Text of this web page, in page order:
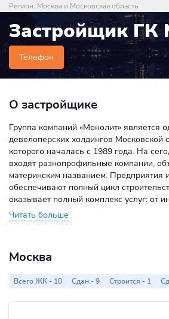
Регион: Москва и Московская область
Застройщик ГК
Телефон
О застройщике
Группа компаний «Монолит» является
девелоперских холдингов Московской
которого началась с 1989 года. На
входят разнопрофильные компании,
материнским названием. Предприятия
обеспечивают полный цикл
оказывает полный комплекс услуг: от
разработки проектной документации,
строительных материалов до
средствами для осуществления всего
Москва
Всего ЖК - 10 Сдан - 9 Строится - 1